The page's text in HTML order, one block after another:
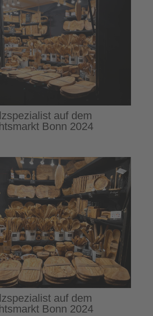
auf dem
Bonn 2024
auf dem
Bonn 2024